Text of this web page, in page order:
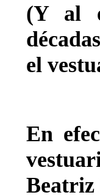
(Y al
el
En